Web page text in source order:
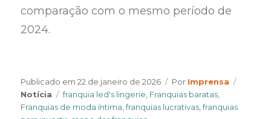
comparação com o mesmo período de
2024.
Publicado em22 de janeiro de 2026 Por Author
Imprensa
Notícia
Tags
franquia led's lingerie Franquias baratas
Franquias de moda íntima ,franquias lucrativas ,franquias